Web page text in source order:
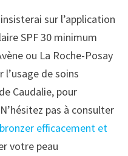
sur l’application
SPF 30 minimum
ou La Roche-Posay
l’usage de soins
Caudalie, pour
pas à consulter
efficacement et
votre peau